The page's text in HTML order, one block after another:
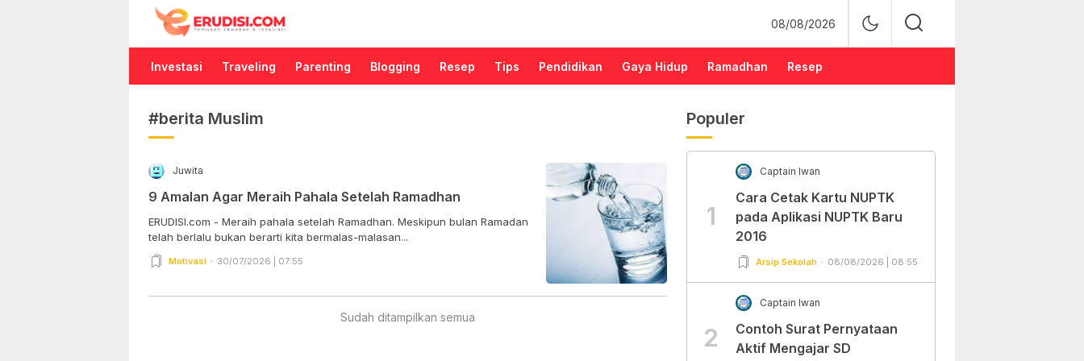
Erudisi
Temukan Jawaban dan Inspirasi
08/08/2026
Investasi Traveling Parenting Blogging Resep Tips Pendidikan Gaya Hidup Ramadhan Resep
#berita Muslim
Juwita
9 Amalan Agar Meraih Pahala Setelah Ramadhan
ERUDISI.com - Meraih pahala setelah Ramadhan. Meskipun bulan Ramadan
telah berlalu bukan berarti kita bermalas-malasan...
Motivasi 30/07/2026 | 07:55
Sudah ditampilkan semua
Populer
1
Captain Iwan
Cara Cetak Kartu NUPTK
pada Aplikasi NUPTK Baru
2016
Arsip Sekolah 08/08/2026 | 08:55
2
Captain Iwan
Contoh Surat Pernyataan
Aktif Mengajar SD